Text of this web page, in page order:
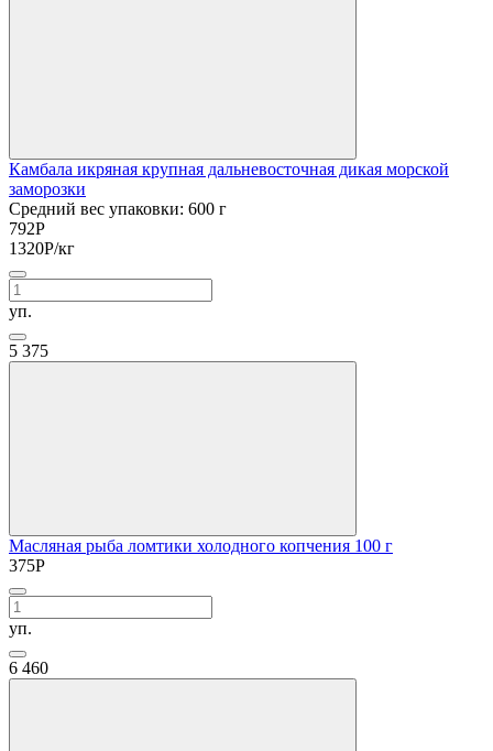
Камбала икряная крупная дальневосточная дикая морской
заморозки
Средний вес упаковки: 600 г
792Р
1320Р/кг
уп.
5 375
Масляная рыба ломтики холодного копчения 100 г
375Р
уп.
6 460